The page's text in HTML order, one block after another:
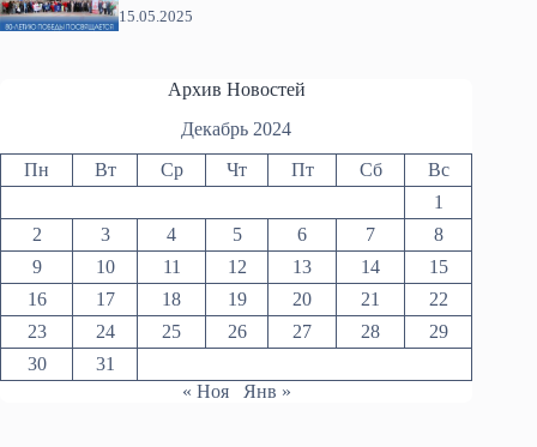
15.05.2025
Архив Новостей
Декабрь 2024
Пн Вт Ср Чт Пт Сб
Вс
1
2
3 4 5 6 7
8
9
10 11 12 13 14
15
16
17 18 19 20 21
22
23
24 25 26 27 28
29
30
31
« Ноя
Янв »